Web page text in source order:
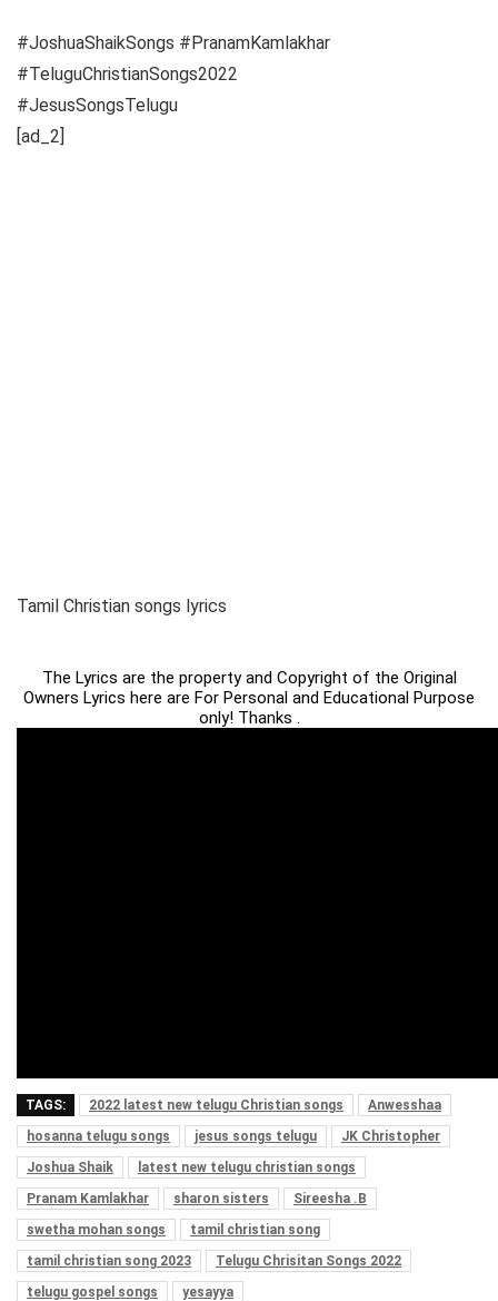
#JoshuaShaikSongs #PranamKamlakhar
#TeluguChristianSongs2022
#JesusSongsTelugu
[ad_2]
Tamil Christian songs lyrics
The Lyrics are the property and Copyright of the Original
Owners Lyrics here are For Personal and Educational Purpose
only! Thanks .
TAGS: 2022 latest new telugu Christian songs
Anwesshaa
hosanna telugu songs
jesus songs telugu
JK Christopher
Joshua Shaik
latest new telugu christian songs
Pranam Kamlakhar
sharon sisters
Sireesha .B
swetha mohan songs
tamil christian song
tamil christian song 2023
Telugu Chrisitan Songs 2022
telugu gospel songs
yesayya